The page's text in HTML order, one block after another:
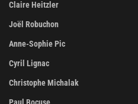
Claire Heitzler
Joël Robuchon
Anne-Sophie Pic
Cyril Lignac
Christophe Michalak